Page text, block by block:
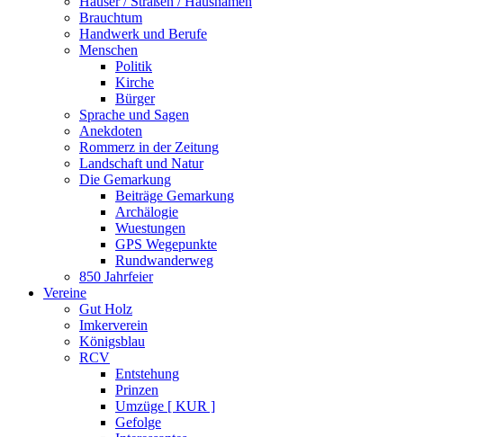
Brauchtum
Handwerk und Berufe
Menschen
Politik
Kirche
Bürger
Sprache und Sagen
Anekdoten
Rommerz in der Zeitung
Landschaft und Natur
Die Gemarkung
Beiträge Gemarkung
Archälogie
Wuestungen
GPS Wegepunkte
Rundwanderweg
850 Jahrfeier
Vereine
Gut Holz
Imkerverein
Königsblau
RCV
Entstehung
Prinzen
Umzüge [ KUR ]
Gefolge